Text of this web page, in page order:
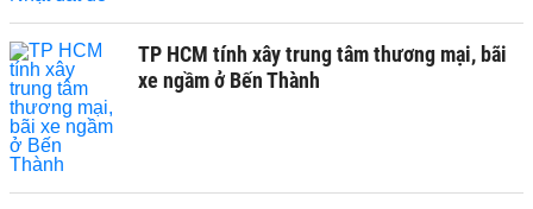
TP HCM tính xây trung tâm thương mại, bãi
xe ngầm ở Bến Thành